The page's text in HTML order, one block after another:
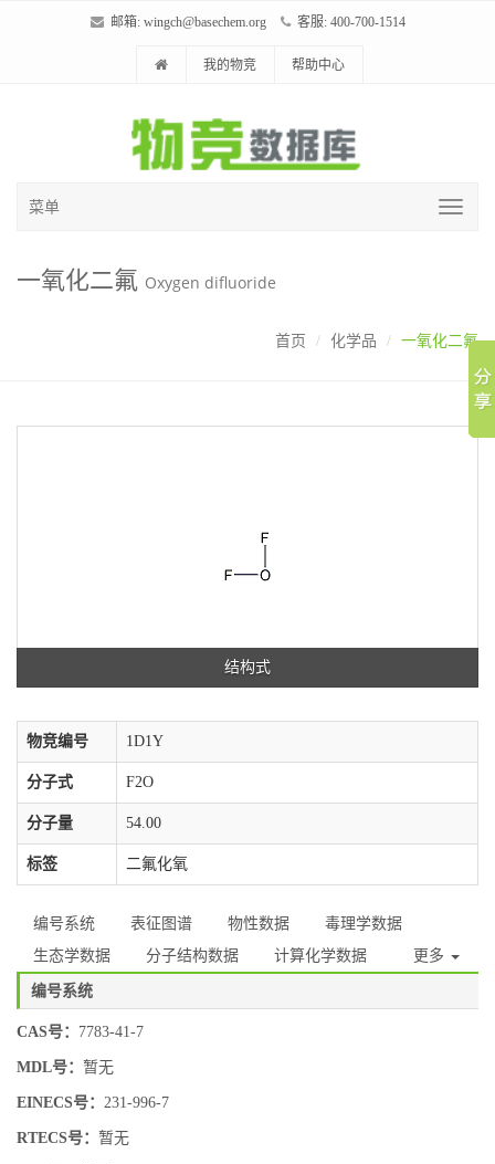
邮箱: wingch@basechem.org 客服: 400-700-1514
我的物竞 帮助中心
菜单
一氧化二氟 Oxygen difluoride
首页 化学品 一氧化二氟
结构式
物竞编号 1D1Y
分子式 F2O
分子量 54.00
标签 二氟化氧
编号系统 表征图谱 物性数据
毒理学数据
生态学数据
分子结构数据 计算化学数据 更多
编号系统
CAS号： 7783-41-7
MDL号： 暂无
EINECS号： 231-996-7
RTECS号： 暂无